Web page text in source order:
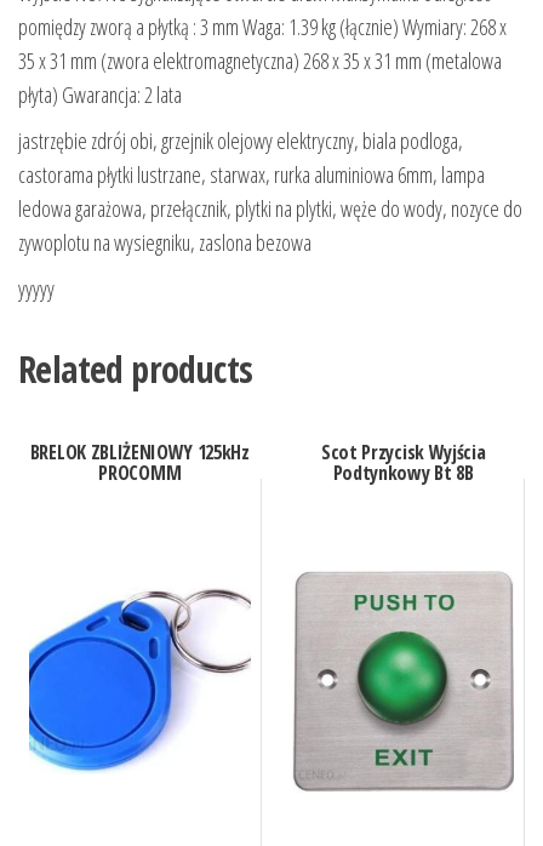
pomiędzy zworą a płytką : 3 mm Waga: 1.39 kg (łącznie) Wymiary: 268 x
35 x 31 mm (zwora elektromagnetyczna) 268 x 35 x 31 mm (metalowa
płyta) Gwarancja: 2 lata
jastrzębie zdrój obi, grzejnik olejowy elektryczny, biala podloga,
castorama płytki lustrzane, starwax, rurka aluminiowa 6mm, lampa
ledowa garażowa, przełącznik, plytki na plytki, węże do wody, nozyce do
zywoplotu na wysiegniku, zaslona bezowa
yyyyy
Related products
BRELOK ZBLIŻENIOWY 125kHz
PROCOMM
Scot Przycisk Wyjścia
Podtynkowy Bt 8B